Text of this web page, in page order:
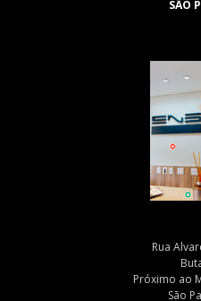
SÃO
Rua
Próximo ao
São